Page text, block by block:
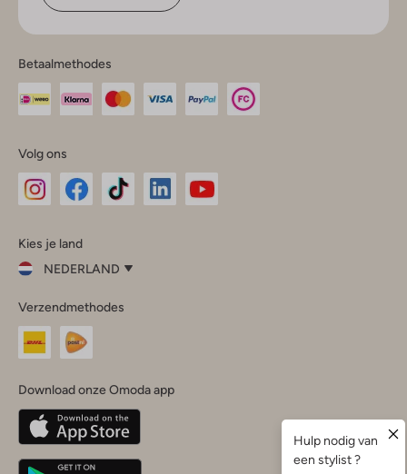
Betaalmethodes
Volg ons
InstagramFacebook
Kies je land
NEDERLAND
je
land
Nederland
Belgique(Français)
Deutschland
Verzendmethodes
Download onze Omoda app